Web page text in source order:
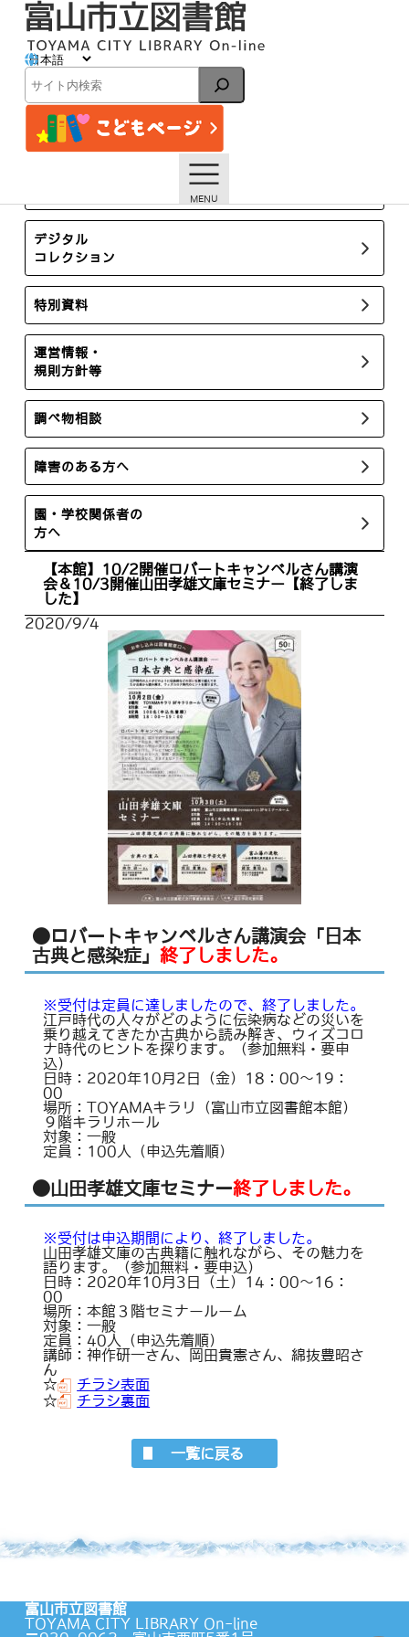
検
索
イベント
トップページ
イベント一覧
【本館】10/2開催ロバートキャンベルさん講演会＆10/3開
催山田孝雄文庫セミナー【終了しました】
デジタル
コレクション
特別資料
運営情報・
規則方針等
調べ物相談
障害のある方へ
園・学校関係者の
方へ
【本館】10/2開催ロバートキャンベルさん講演
会＆10/3開催山田孝雄文庫セミナー【終了しま
した】
2020/9/4
●ロバートキャンベルさん講演会「日本
古典と感染症」終了しました。
※受付は定員に達しましたので、終了しました。
江戸時代の人々がどのように伝染病などの災いを
乗り越えてきたか古典から読み解き、ウィズコロ
ナ時代のヒントを探ります。（参加無料・要申
込）
日時：2020年10月2日（金）18：00～19：
00
場所：TOYAMAキラリ（富山市立図書館本館）
９階キラリホール
対象：一般
定員：100人（申込先着順）
●山田孝雄文庫セミナー終了しました。
※受付は申込期間により、終了しました。
山田孝雄文庫の古典籍に触れながら、その魅力を
語ります。（参加無料・要申込）
日時：2020年10月3日（土）14：00～16：
00
場所：本館３階セミナールーム
対象：一般
定員：40人（申込先着順）
講師：神作研一さん、岡田貴憲さん、綿抜豊昭さ
ん
☆
チラシ表面
☆
チラシ裏面
一覧に戻る
富山市立図書館
TOYAMA CITY LIBRARY On-line